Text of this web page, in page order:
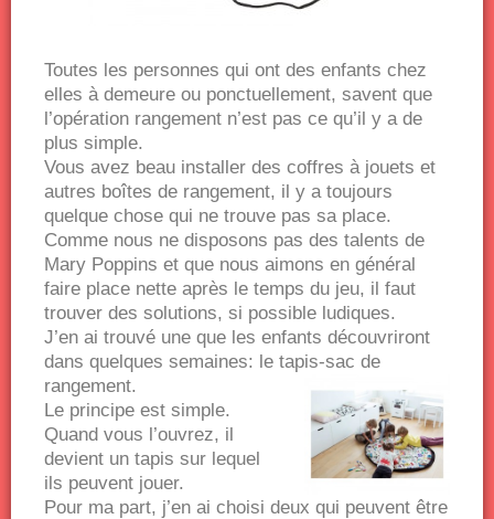
Toutes les personnes qui ont des enfants chez
elles à demeure ou ponctuellement, savent que
l’opération rangement n’est pas ce qu’il y a de
plus simple.
Vous avez beau installer des coffres à jouets et
autres boîtes de rangement, il y a toujours
quelque chose qui ne trouve pas sa place.
Comme nous ne disposons pas des talents de
Mary Poppins et que nous aimons en général
faire place nette après le temps du jeu, il faut
trouver des solutions, si possible ludiques.
J’en ai trouvé une que les enfants découvriront
dans quelques semaines: le tapis-sac de
rangement.
Le principe est simple.
Quand vous l’ouvrez, il
devient un tapis sur lequel
ils peuvent jouer.
Pour ma part, j’en ai choisi deux qui peuvent être